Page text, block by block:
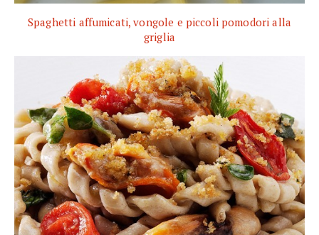
Spaghetti affumicati, vongole e piccoli pomodori alla
griglia